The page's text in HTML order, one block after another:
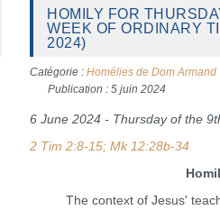
HOMILY FOR
WEEK OF ORDINARY
2024)
Catégorie :Homélies de Dom Armand
Publication : 5 juin 2024
6 June 2024 - Thursday of the
2 Tim 2:8-15; Mk 12:28b-34
The context of Jesus'